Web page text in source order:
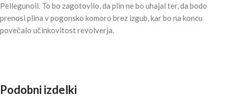
Pellegunoil. To bo zagotovilo, da plin ne bo uhajal ter, da bodo
prenosi plina v pogonsko komoro brez izgub, kar bo na koncu
povečalo učinkovitost revolverja.
Podobni izdelki